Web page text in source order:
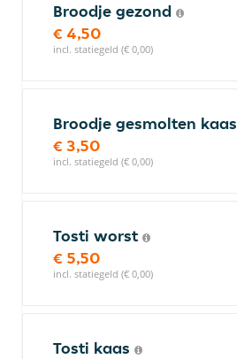
Broodje gezond
€ 4,50
incl. statiegeld (€ 0,00)
Broodje gesmolten kaas
€ 3,50
incl. statiegeld (€ 0,00)
Tosti worst
€ 5,50
incl. statiegeld (€ 0,00)
Tosti kaas